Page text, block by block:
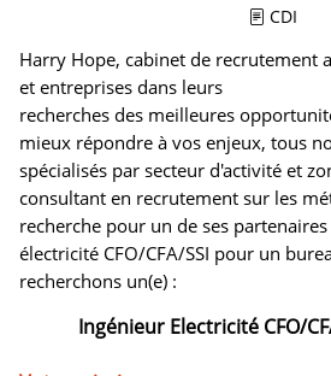
CDI
Harry Hope, cabinet de recrutement
et entreprises dans leurs
recherches des meilleures
mieux répondre à vos enjeux, tous
spécialisés par secteur d'activité et
consultant en recrutement sur les
recherche pour un de ses
électricité CFO/CFA/SSI pour un
recherchons un(e) :
Ingénieur Electricité CFO/